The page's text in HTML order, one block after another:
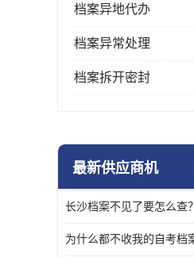
档案异地代办
档案异常处理
档案拆开密封
最新供应商机